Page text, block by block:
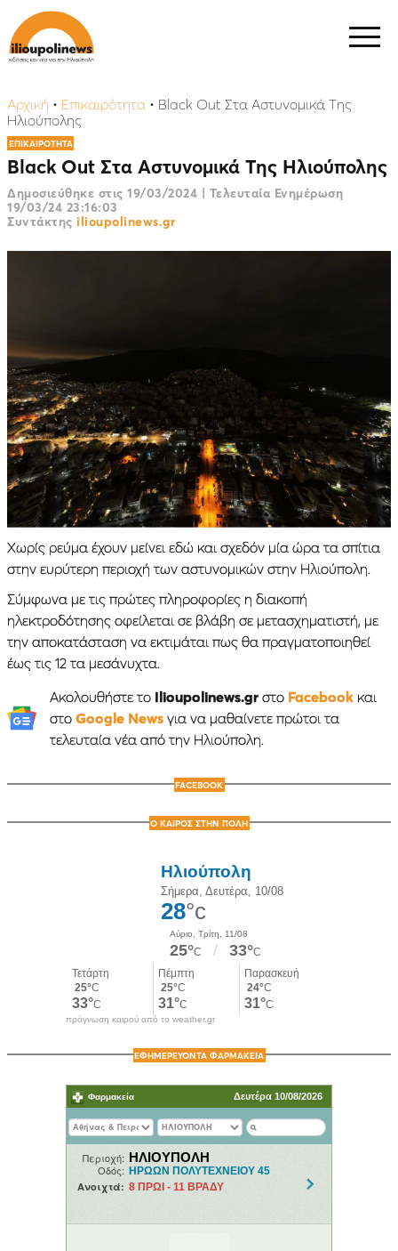
Αρχική • Επικαιρότητα • Black Out Στα Αστυνομικά Της
Ηλιούπολης
ΕΠΙΚΑΙΡΟΤΗΤΑ
Black Out Στα Αστυνομικά Της Ηλιούπολης
Δημοσιεύθηκε στις 19/03/2024 | Τελευταία Ενημέρωση
19/03/24 23:16:03
Συντάκτης ilioupolinews.gr
Χωρίς ρεύμα έχουν μείνει εδώ και σχεδόν μία ώρα τα σπίτια
στην ευρύτερη περιοχή των αστυνομικών στην Ηλιούπολη.
Σύμφωνα με τις πρώτες πληροφορίες η διακοπή
ηλεκτροδότησης οφείλεται σε βλάβη σε μετασχηματιστή, με
την αποκατάσταση να εκτιμάται πως θα πραγματοποιηθεί
έως τις 12 τα μεσάνυχτα.
Ακολουθήστε το Ilioupolinews.grστο Facebookκαι
στο Google Newsγια να μαθαίνετε πρώτοι τα
τελευταία νέα από την Ηλιούπολη.
FACEBOOK
Ο ΚΑΙΡΟΣ ΣΤΗΝ ΠΟΛΗ
πρόγνωση καιρού από το weather.gr
ΕΦΗΜΕΡΕΥΟΝΤΑ ΦΑΡΜΑΚΕΙΑ